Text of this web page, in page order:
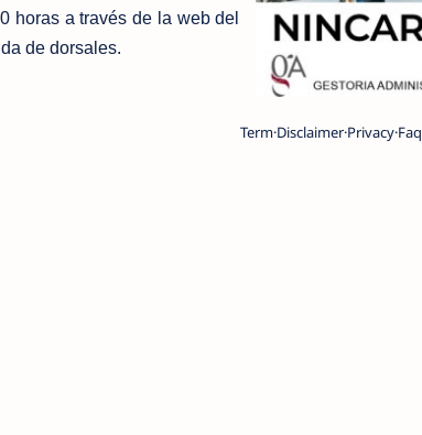
horas a través de la web del
de dorsales.
TermDisclaimerPrivacyFaq